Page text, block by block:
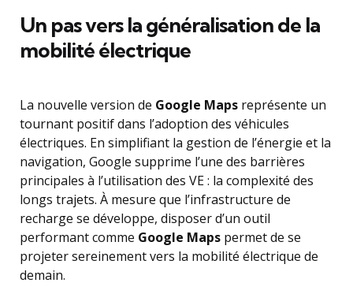
Un pas vers la généralisation de la
mobilité électrique
La nouvelle version de Google Maps représente un
tournant positif dans l’adoption des véhicules
électriques. En simplifiant la gestion de l’énergie et la
navigation, Google supprime l’une des barrières
principales à l’utilisation des VE : la complexité des
longs trajets. À mesure que l’infrastructure de
recharge se développe, disposer d’un outil
performant comme Google Maps permet de se
projeter sereinement vers la mobilité électrique de
demain.